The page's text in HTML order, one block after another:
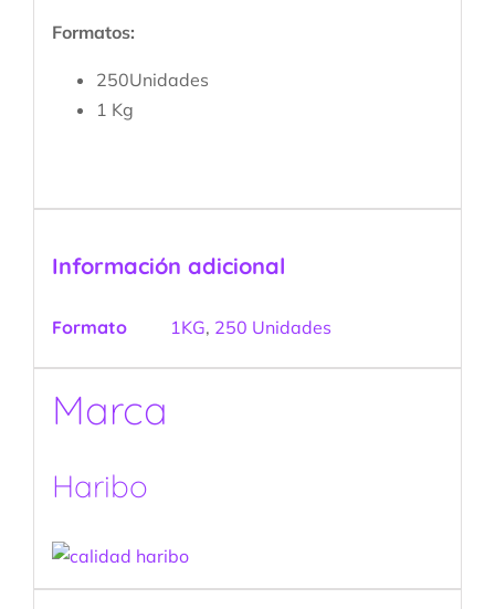
Formatos:
250Unidades
1 Kg
Información adicional
Formato 1KG, 250 Unidades
Marca
Haribo